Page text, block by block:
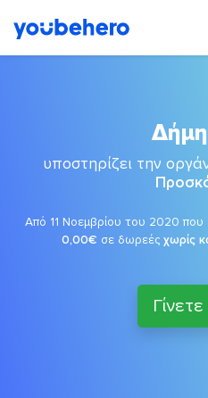
υποστηρίζει την
Από 11 Νοεμβρίου του 2020 που
0,00€ σε δωρεές χωρίς
Γίνετε